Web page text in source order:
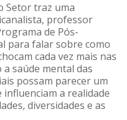
Setor traz uma
professor
de Pós-
para falar sobre como
cada vez mais nas
saúde mental das
possam parecer um
a realidade
diversidades e as